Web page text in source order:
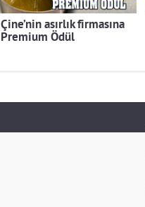
Çine’nin asırlık firmasına
Premium Ödül